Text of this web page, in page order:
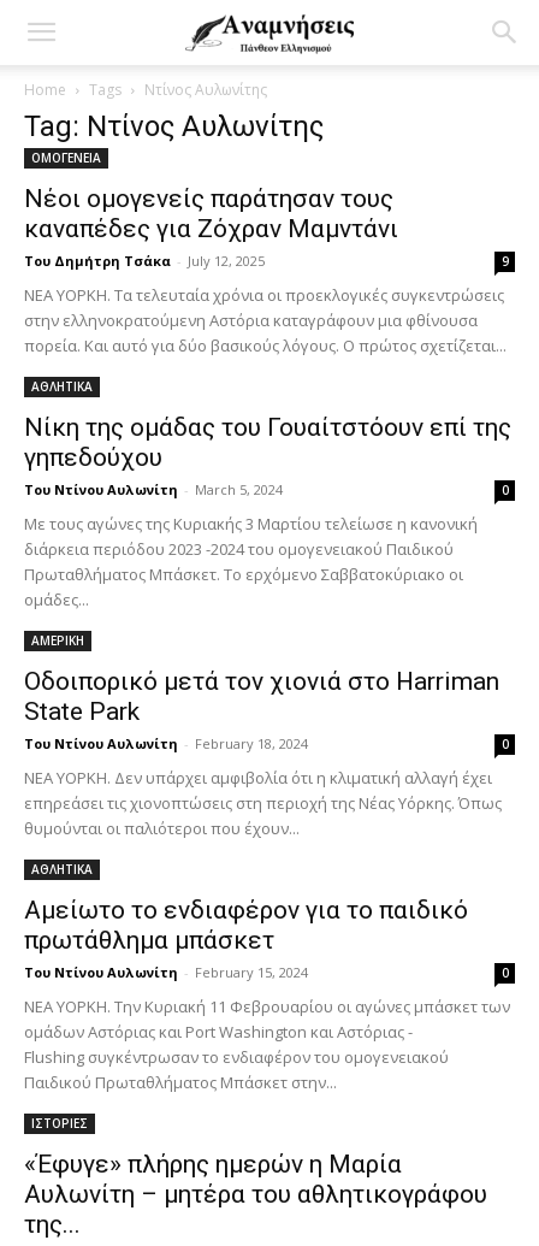
Home Tags Ντίνος Αυλωνίτης
Tag: Ντίνος Αυλωνίτης
ΟΜΟΓΕΝΕΙΑ
Νέοι ομογενείς παράτησαν τους
καναπέδες για Ζόχραν Μαμντάνι
Του Δημήτρη Τσάκα - July 12, 2025 9
ΝΕΑ ΥΟΡΚΗ. Τα τελευταία χρόνια οι προεκλογικές συγκεντρώσεις
στην ελληνοκρατούμενη Αστόρια καταγράφουν μια φθίνουσα
πορεία. Και αυτό για δύο βασικούς λόγους. Ο πρώτος σχετίζεται...
ΑΘΛΗΤΙΚΑ
Νίκη της ομάδας του Γουαίτστόουν επί της
γηπεδούχου
Του Ντίνου Αυλωνίτη - March 5, 2024 0
Με τους αγώνες της Κυριακής 3 Μαρτίου τελείωσε η κανονική
διάρκεια περιόδου 2023 -2024 του ομογενειακού Παιδικού
Πρωταθλήματος Μπάσκετ. Τo ερχόμενο Σαββατοκύριακο οι
ομάδες...
ΑΜΕΡΙΚΗ
Οδοιπορικό μετά τον χιονιά στο Harriman
State Park
Του Ντίνου Αυλωνίτη - February 18, 2024 0
ΝΕΑ ΥΟΡΚΗ. Δεν υπάρχει αμφιβολία ότι η κλιματική αλλαγή έχει
επηρεάσει τις χιονοπτώσεις στη περιοχή της Νέας Υόρκης. Όπως
θυμούνται οι παλιότεροι που έχουν...
ΑΘΛΗΤΙΚΑ
Αμείωτο το ενδιαφέρον για το παιδικό
πρωτάθλημα μπάσκετ
Του Ντίνου Αυλωνίτη - February 15, 2024 0
ΝΕΑ ΥΟΡΚΗ. Την Κυριακή 11 Φεβρουαρίου οι αγώνες μπάσκετ των
ομάδων Αστόριας και Port Washington και Αστόριας -
Flushing συγκέντρωσαν το ενδιαφέρον του ομογενειακού
Παιδικού Πρωταθλήματος Μπάσκετ στην...
ΙΣΤΟΡΙΕΣ
«Έφυγε» πλήρης ημερών η Μαρία
Αυλωνίτη – μητέρα του αθλητικογράφου
της...